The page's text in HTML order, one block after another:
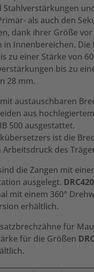
Stahlverstärkungen
als auch den
dank ihrer Größe
Innenbereichen. Die
zu einer Stärke von
bis zu
28 mm.
austauschbaren
aus hochlegiertem
500 ausgestattet.
ist die
des
die Zangen mit
ausgelegt. DRC420
mit einem 360°
erhältlich.
für
für die Größen